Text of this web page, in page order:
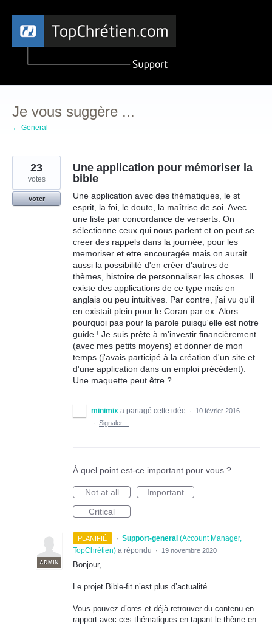
Aller
contenu
Je vous suggère ...
← General
Une application pour mémoriser la
bible
Une application avec des thématiques, le st
esprit, la foi, le doute, la maîtrise de soi. Avec
une liste par concordance de verserts. On
sélectionne ceux qui nous parlent et on peut se
creer des rappels dans la journée, pour les
memoriser et etre encouragée mais on aurait
aussi la possibilité d'en créer d'autres de
thèmes, histoire de personnaliser les choses. Il
existe des applications de ce type mais en
anglais ou peu intuitives. Par contre, j'ai vu qu'il
en existait plein pour le Coran par ex. Alors
pourquoi pas pour la parole puisqu'elle est notre
guide ! Je suis prête à m'investir financièrement
(avec mes petits moyens) et donner de mon
temps (j'avais participé à la création d'un site et
d'une application dans un emploi précédent).
Une maquette peut être ?
23
votes
voter
minimix a partagé cette idée ·
10 février 2016
· Signaler…
À quel point est-ce important pour vous ?
Not at all
Important
Critical
PLANIFIÉ ·
ADMIN
Support-general (Account Manager,
TopChrétien) a répondu · 19 novembre 2020
Bonjour,
Le projet Bible-fit n’est plus d’actualité.
Vous pouvez d’ores et déjà retrouver du contenu en
rapport avec ces thématiques en tapant le thème en